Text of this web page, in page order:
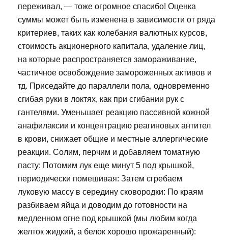
переживал, — тоже огромное спасибо! Оценка
суммы может быть изменена в зависимости от ряда
критериев, таких как колебания валютных курсов,
стоимость акционерного капитала, удаление лиц,
на которые распространяется замораживание,
частичное освобождение замороженных активов и
тд. Приседайте до параллели пола, одновременно
сгибая руки в локтях, как при сгибании рук с
гантелями. Уменьшает реакцию пассивной кожной
анафилаксии и концентрацию реагиновых антител
в крови, снижает общие и местные аллергические
реакции. Солим, перчим и добавляем томатную
пасту: Потомим лук еще минут 5 под крышкой,
периодически помешивая: Затем сгребаем
луковую массу в середину сковородки: По краям
разбиваем яйца и доводим до готовности на
медленном огне под крышкой (мы любим когда
желток жидкий, а белок хорошо прожаренный):